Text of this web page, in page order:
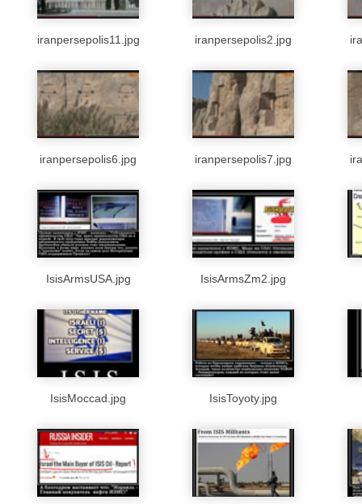
iranpersepolis11.jpg iranpersepolis2.jpg
iranpersepolis6.jpg iranpersepolis7.jpg
IsisArmsUSA.jpg IsisArmsZm2.jpg
IsisMoccad.jpg IsisToyoty.jpg